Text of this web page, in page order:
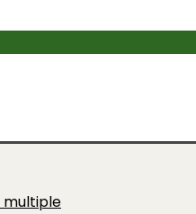
multiple